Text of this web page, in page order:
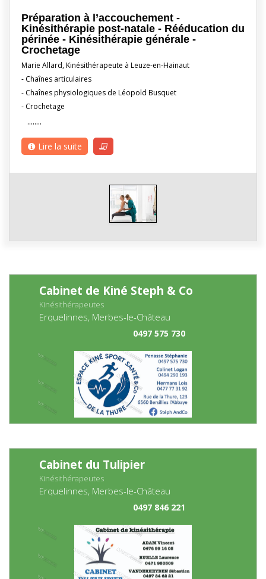
Préparation à l’accouchement -
Kinésithérapie post-natale - Rééducation du
périnée - Kinésithérapie générale -
Crochetage
Marie Allard, Kinésithérapeute à Leuze-en-Hainaut
- Chaînes articulaires
- Chaînes physiologiques de Léopold Busquet
- Crochetage
........
Lire la suite
Cabinet de Kiné Steph & Co
Kinésithérapeutes
Erquelinnes, Merbes-le-Château
0497 575 730
Cabinet du Tulipier
Kinésithérapeutes
Erquelinnes, Merbes-le-Château
0497 846 221